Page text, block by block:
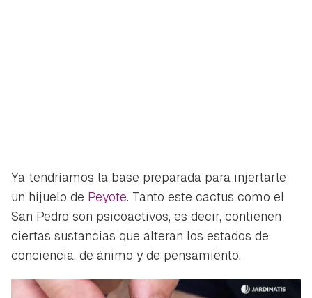
Ya tendríamos la base preparada para injertarle
un hijuelo de Peyote. Tanto este cactus como el
San Pedro son psicoactivos, es decir, contienen
ciertas sustancias que alteran los estados de
conciencia, de ánimo y de pensamiento.